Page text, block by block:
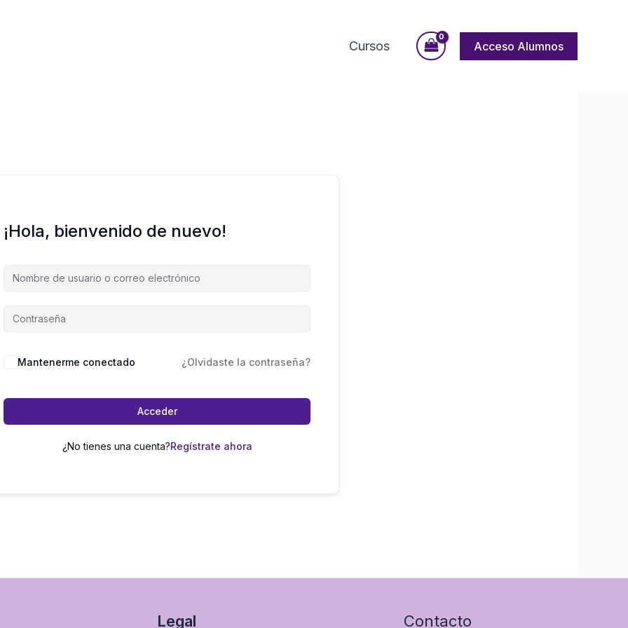
Cursos Acceso Alumnos
¡Hola, bienvenido de nuevo!
Mantenerme conectado ¿Olvidaste la contraseña?
Acceder
¿No tienes una cuenta?Regístrate ahora
Legal Contacto